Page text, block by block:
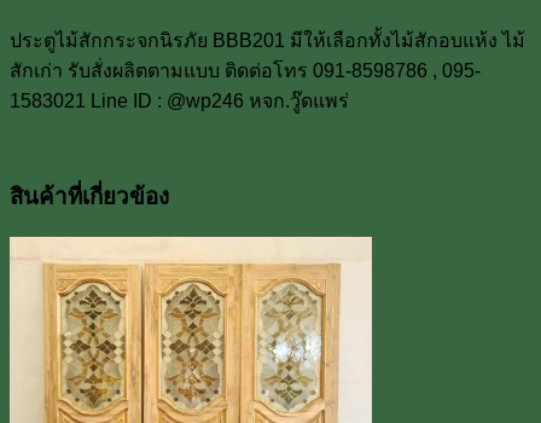
ประตูไม้สักกระจกนิรภัย BBB201 มีให้เลือกทั้งไม้สักอบแห้ง ไม้
สักเก่า รับสั่งผลิตตามแบบ ติดต่อโทร 091-8598786 , 095-
1583021 Line ID : @wp246 หจก.วู๊ดแพร่
สินค้าที่เกี่ยวข้อง